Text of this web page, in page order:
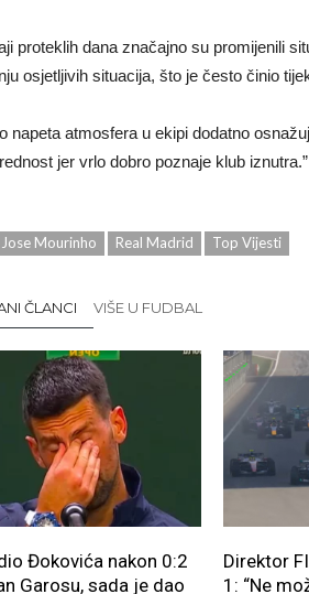
proteklih dana značajno su promijenili
osjetljivih situacija, što je često činio
napeta atmosfera u ekipi dodatno
jer vrlo dobro poznaje klub iznutra.”
Jose Mourinho Real Madrid Top Vijesti
ČLANCI VIŠE U FUDBAL
Đokovića nakon 0:2
Garosu, sada je dao
Direktor
1: “Ne